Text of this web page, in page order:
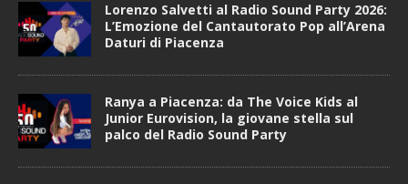
Lorenzo Salvetti al Radio Sound Party 2026:
L’Emozione del Cantautorato Pop all’Arena
Daturi di Piacenza
Ranya a Piacenza: da The Voice Kids al
Junior Eurovision, la giovane stella sul
palco del Radio Sound Party